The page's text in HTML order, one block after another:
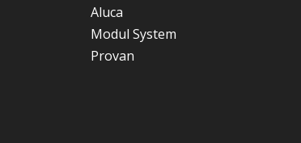
Aluca
Modul System
Provan